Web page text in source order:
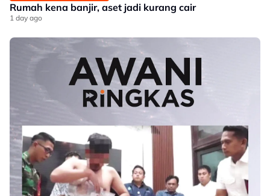
Rumah kena banjir, aset jadi kurang cair
1 day ago